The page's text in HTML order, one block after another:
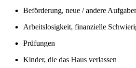
Beförderung, neue / andere
Arbeitslosigkeit, finanzielle
Prüfungen
Kinder, die das Haus verlassen